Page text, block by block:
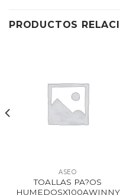
PRODUCTOS
ASEO
TOALLAS PA?OS
HUMEDOSX100AWINNY